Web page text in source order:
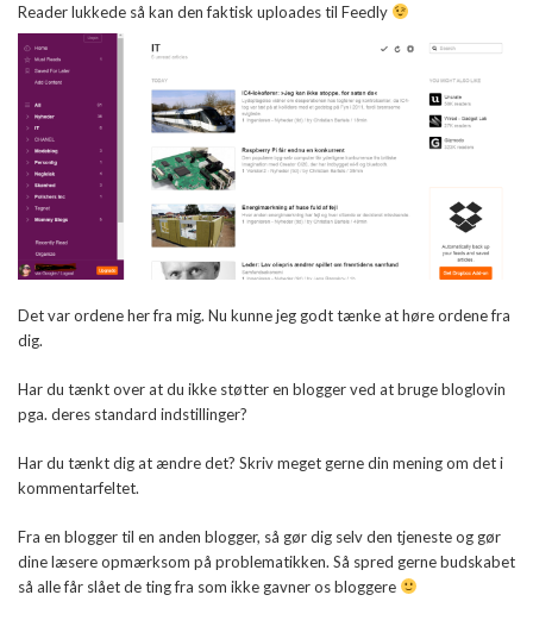
Reader lukkede så kan den faktisk uploades til Feedly
Det var ordene her fra mig. Nu kunne jeg godt tænke at høre ordene fra
dig.
Har du tænkt over at du ikke støtter en blogger ved at bruge bloglovin
pga. deres standard indstillinger?
Har du tænkt dig at ændre det? Skriv meget gerne din mening om det i
kommentarfeltet.
Fra en blogger til en anden blogger, så gør dig selv den tjeneste og gør
dine læsere opmærksom på problematikken. Så spred gerne budskabet
så alle får slået de ting fra som ikke gavner os bloggere